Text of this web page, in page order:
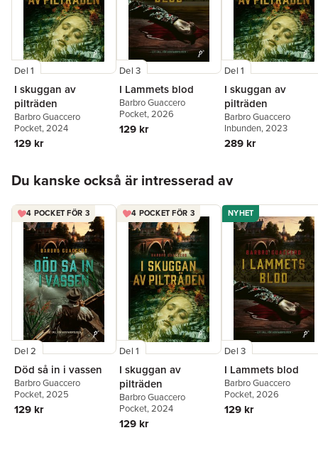
Del 1
I skuggan av
pilträden
Barbro Guaccero
Pocket, 2024
129 kr
Del 3
I Lammets blod
Barbro Guaccero
Pocket, 2026
129 kr
Del 1
I skuggan av
pilträden
Barbro Guaccero
Inbunden, 2023
289 kr
Du kanske också är intresserad av
4 POCKET FÖR 3
Del 2
Död så in i vassen
Barbro Guaccero
Pocket, 2025
129 kr
4 POCKET FÖR 3
Del 1
I skuggan av
pilträden
Barbro Guaccero
Pocket, 2024
129 kr
NYHET
Del 3
I Lammets blod
Barbro Guaccero
Pocket, 2026
129 kr